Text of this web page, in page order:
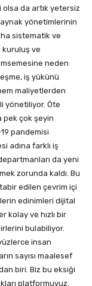
da artık yetersiz
yönetimlerinin
sistematik ve
kuruluş ve
neden
iş yükünü
maliyetlerden
yönetiliyor. Öte
pek çok şeyin
pandemisi
adına farklı iş
da yeni
zorunda kaldı. Bu
edilen çevrim içi
edinimleri dijital
kolay ve hızlı bir
bulabiliyor.
insan
sayısı maalesef
biri. Biz bu eksiği
platformuyuz.